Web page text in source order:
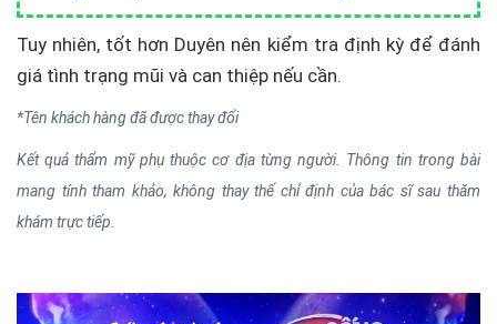
Tuy nhiên, tốt hơn Duyên nên kiểm tra định kỳ để đánh
giá tình trạng mũi và can thiệp nếu cần.
*Tên khách hàng đã được thay đổi
Kết quả thẩm mỹ phụ thuộc cơ địa từng người. Thông tin trong bài
mang tính tham khảo, không thay thế chỉ định của bác sĩ sau thăm
khám trực tiếp.